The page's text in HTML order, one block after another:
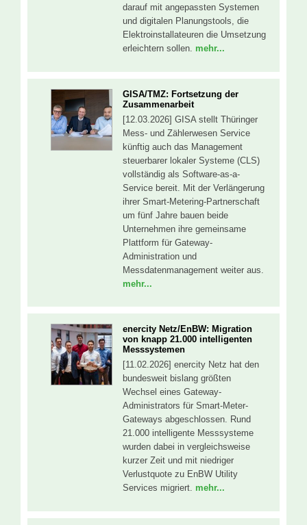
darauf mit angepassten Systemen
und digitalen Planungstools, die
Elektroinstallateuren die Umsetzung
erleichtern sollen. mehr...
GISA/TMZ: Fortsetzung der
Zusammenarbeit
[12.03.2026] GISA stellt Thüringer
Mess- und Zählerwesen Service
künftig auch das Management
steuerbarer lokaler Systeme (CLS)
vollständig als Software-as-a-
Service bereit. Mit der Verlängerung
ihrer Smart-Metering-Partnerschaft
um fünf Jahre bauen beide
Unternehmen ihre gemeinsame
Plattform für Gateway-
Administration und
Messdatenmanagement weiter aus.
mehr...
enercity Netz/EnBW: Migration
von knapp 21.000 intelligenten
Messsystemen
[11.02.2026] enercity Netz hat den
bundesweit bislang größten
Wechsel eines Gateway-
Administrators für Smart-Meter-
Gateways abgeschlossen. Rund
21.000 intelligente Messsysteme
wurden dabei in vergleichsweise
kurzer Zeit und mit niedriger
Verlustquote zu EnBW Utility
Services migriert. mehr...